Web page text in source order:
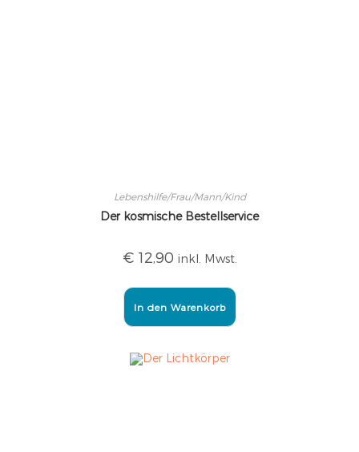
Lebenshilfe/Frau/Mann/Kind
Der kosmische Bestellservice
€ 12,90 inkl. Mwst.
In den Warenkorb